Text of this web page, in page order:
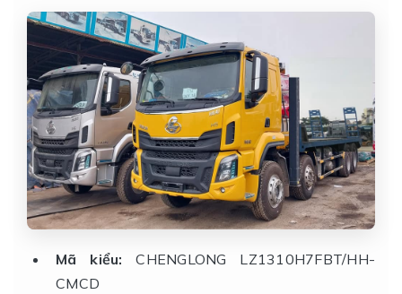
Mã kiểu: CHENGLONG LZ1310H7FBT/HH-
CMCD